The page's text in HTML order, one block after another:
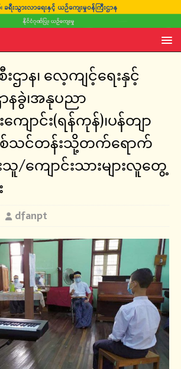
ဌာန၊ လေ့ကျင့်ရေးနှင့်
ခွဲ၊အနုပညာ
ာင်း(ရန်ကုန်)၊ပန်တျာ
စ်သင်တန်းသို့တက်ရောက်
/ကျောင်းသားများလူတွေ့
dfanpt